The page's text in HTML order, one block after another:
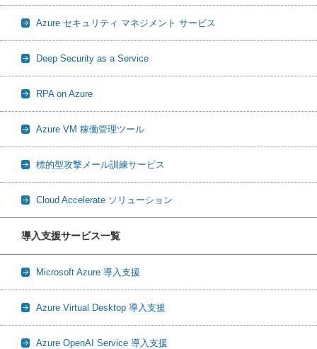
Azure セキュリティ マネジメント サービス
Deep Security as a Service
RPA on Azure
Azure VM 稼働管理ツール
標的型攻撃メール訓練サービス
Cloud Accelerate ソリューション
導入支援サービス一覧
Microsoft Azure 導入支援
Azure Virtual Desktop 導入支援
Azure OpenAI Service 導入支援